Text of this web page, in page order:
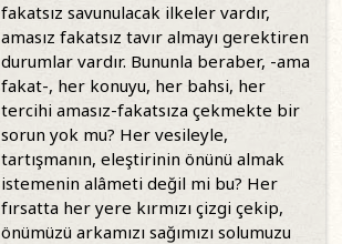
fakatsız savunulacak ilkeler vardır,
amasız fakatsız tavır almayı gerektiren
durumlar vardır. Bununla beraber, -ama
fakat-, her konuyu, her bahsi, her
tercihi amasız-fakatsıza çekmekte bir
sorun yok mu? Her vesileyle,
tartışmanın, eleştirinin önünü almak
istemenin alâmeti değil mi bu? Her
fırsatta her yere kırmızı çizgi çekip,
önümüzü arkamızı sağımızı solumuzu